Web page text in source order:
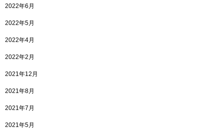
2022年6月
2022年5月
2022年4月
2022年2月
2021年12月
2021年8月
2021年7月
2021年5月